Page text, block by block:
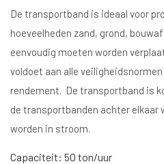
De transportband is ideaal voor
hoeveelheden zand, grond,
eenvoudig moeten worden
voldoet aan alle
rendement. De transportband is
de transportbanden achter elkaar
worden in stroom.
Capaciteit: 50 ton/uur